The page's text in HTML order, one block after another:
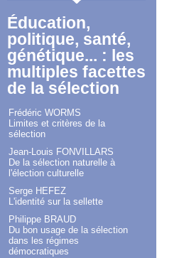
Éducation,
politique, santé,
génétique... : les
multiples facettes
de la sélection
Frédéric WORMS
Limites et critères de la
sélection
Jean-Louis FONVILLARS
De la sélection naturelle à
l'élection culturelle
Serge HEFEZ
L'identité sur la sellette
Philippe BRAUD
Du bon usage de la sélection
dans les régimes
démocratiques